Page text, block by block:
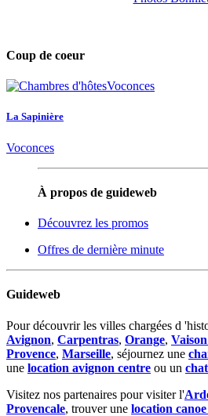
Coup de coeur
La Sapinière
Voconces
À propos de guideweb
Découvrez les promos
Offres de dernière minute
Guideweb
Pour découvrir les villes chargées d
Avignon, Carpentras, Orange,
Provence, Marseille, séjournez une
une location avignon centre ou un
Visitez nos partenaires pour visiter l'
Provencale, trouver une location